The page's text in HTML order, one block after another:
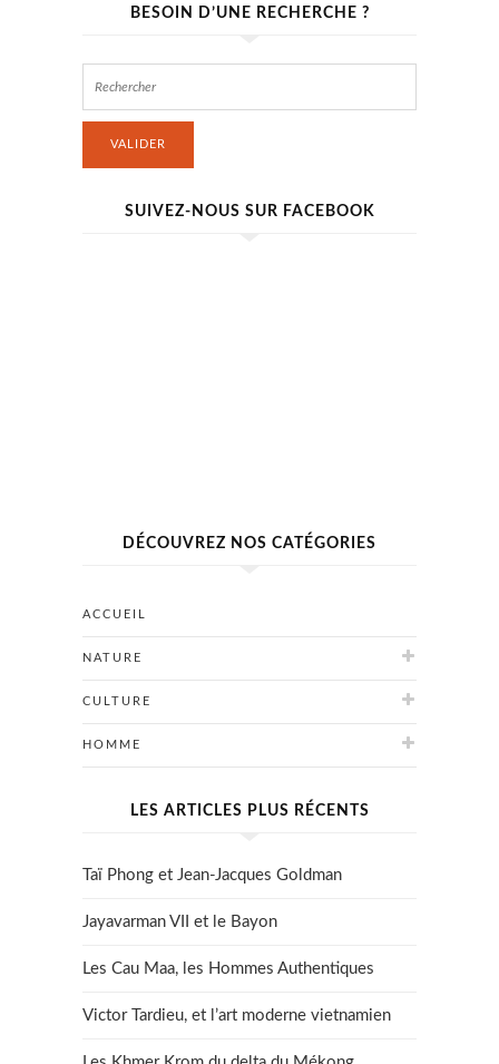
BESOIN D’UNE RECHERCHE ?
VALIDER
SUIVEZ-NOUS SUR FACEBOOK
DÉCOUVREZ NOS CATÉGORIES
ACCUEIL
NATURE
CULTURE
HOMME
LES ARTICLES PLUS RÉCENTS
Taï Phong et Jean-Jacques Goldman
Jayavarman VII et le Bayon
Les Cau Maa, les Hommes Authentiques
Victor Tardieu, et l’art moderne vietnamien